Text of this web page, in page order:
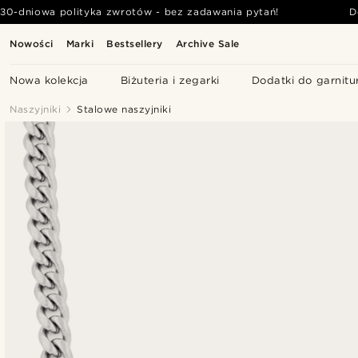
Nowości Marki Bestsellery Archive Sale
Nowa kolekcja Biżuteria i zegarki Dodatki do
30-dniowa polityka zwrotów - bez zadawania pytań!
Naszyjniki Stalowe naszyjniki